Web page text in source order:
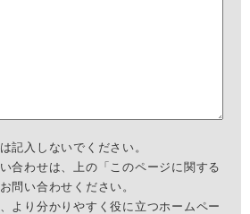
記入しないでください。
合わせは、上の「このページに関する
問い合わせください。
より分かりやすく役に立つホームペー